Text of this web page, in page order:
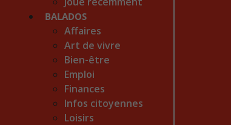
BALADOS
Affaires
Art de vivre
Bien-être
Emploi
Finances
Infos citoyennes
Loisirs